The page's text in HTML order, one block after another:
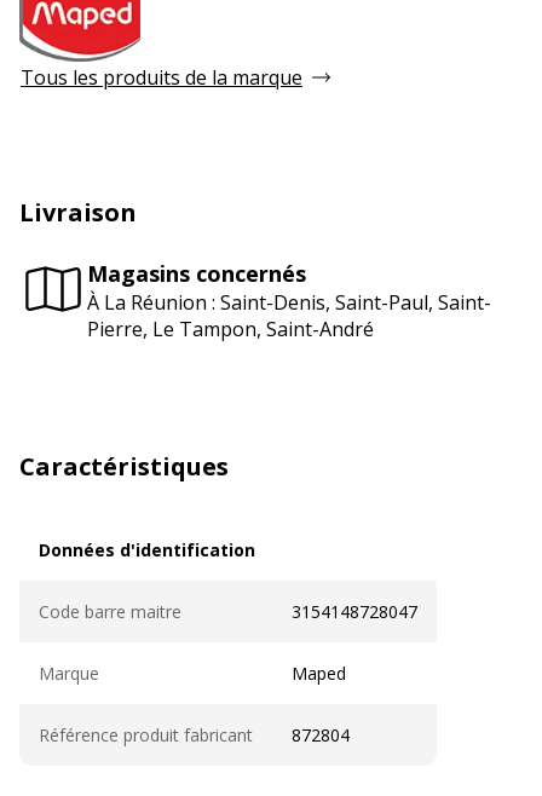
Tous les produits de la marque
Livraison
Magasins concernés
À La Réunion : Saint-Denis, Saint-Paul, Saint-
Pierre, Le Tampon, Saint-André
Caractéristiques
Données d'identification
Code barre maitre 3154148728047
Marque Maped
Référence produit fabricant 872804